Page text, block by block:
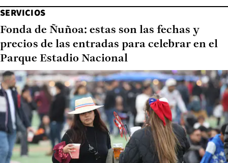
SERVICIOS
Fonda de Ñuñoa: estas son las fechas y
precios de las entradas para celebrar en el
Parque Estadio Nacional